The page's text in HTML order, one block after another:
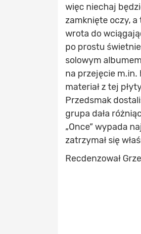
więc niechaj
zamknięte oczy,
wrota do
po prostu
solowym
na przejęcie m.in.
materiał z tej
Przedsmak
grupa dała
„Once” wypada
zatrzymał się
Recdenzował